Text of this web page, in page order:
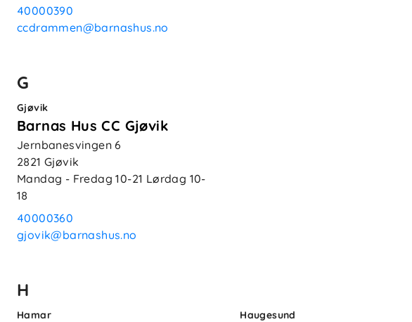
40000390
ccdrammen@barnashus.no
G
Gjøvik
Barnas Hus CC Gjøvik
Jernbanesvingen 6
2821 Gjøvik
Mandag - Fredag10-21 Lørdag 10-
18
40000360
gjovik@barnashus.no
H
Hamar Haugesund